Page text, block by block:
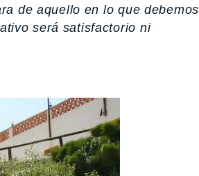
de aquello en lo que debemos
será satisfactorio ni